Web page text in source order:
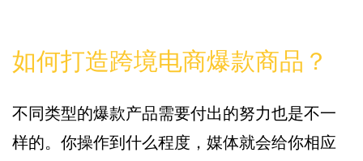
如何打造跨境电商爆款商品？
不同类型的爆款产品需要付出的努力也是不一
样的。你操作到什么程度，媒体就会给你相应